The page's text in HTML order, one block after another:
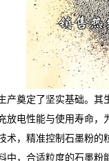
奠定了坚实基础。
电性能与使用寿命，
，精准控制石墨粉
，合适粒度的石墨粉